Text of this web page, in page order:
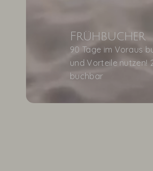
Frühbucher
90 Tage im Voraus
und Vorteile nutzen!
buchbar